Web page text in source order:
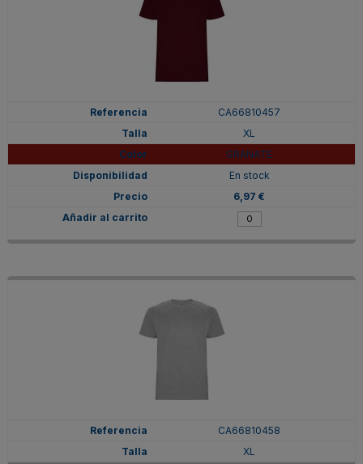
CA66810457
XL
GRANATE
En stock
6,97 €
CA66810458
XL